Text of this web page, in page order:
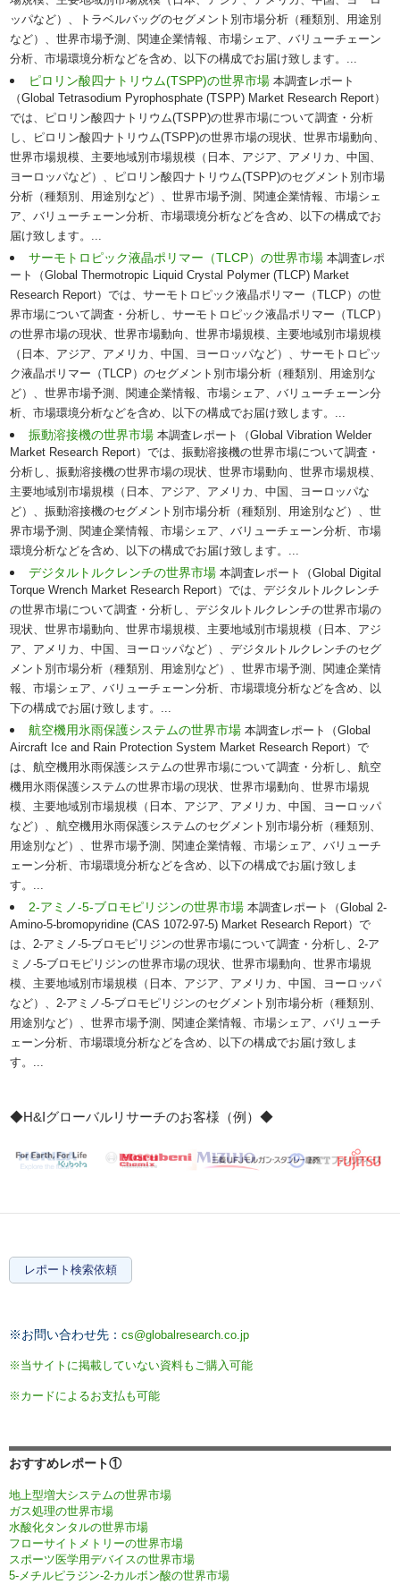
ッパなど）、トラベルバッグのセグメント別市場分析（種類別、用途別
など）、世界市場予測、関連企業情報、市場シェア、バリューチェーン
分析、市場環境分析などを含め、以下の構成でお届け致します。...
ピロリン酸四ナトリウム(TSPP)の世界市場本調査レポート
（Global Tetrasodium Pyrophosphate (TSPP) Market Research Report）
では、ピロリン酸四ナトリウム(TSPP)の世界市場について調査・分析
し、ピロリン酸四ナトリウム(TSPP)の世界市場の現状、世界市場動向、
世界市場規模、主要地域別市場規模（日本、アジア、アメリカ、中国、
ヨーロッパなど）、ピロリン酸四ナトリウム(TSPP)のセグメント別市場
分析（種類別、用途別など）、世界市場予測、関連企業情報、市場シェ
ア、バリューチェーン分析、市場環境分析などを含め、以下の構成でお
届け致します。...
サーモトロピック液晶ポリマー（TLCP）の世界市場本調査レポ
ート（Global Thermotropic Liquid Crystal Polymer (TLCP) Market
Research Report）では、サーモトロピック液晶ポリマー（TLCP）の世
界市場について調査・分析し、サーモトロピック液晶ポリマー（TLCP）
の世界市場の現状、世界市場動向、世界市場規模、主要地域別市場規模
（日本、アジア、アメリカ、中国、ヨーロッパなど）、サーモトロピッ
ク液晶ポリマー（TLCP）のセグメント別市場分析（種類別、用途別な
ど）、世界市場予測、関連企業情報、市場シェア、バリューチェーン分
析、市場環境分析などを含め、以下の構成でお届け致します。...
振動溶接機の世界市場本調査レポート（Global Vibration Welder
Market Research Report）では、振動溶接機の世界市場について調査・
分析し、振動溶接機の世界市場の現状、世界市場動向、世界市場規模、
主要地域別市場規模（日本、アジア、アメリカ、中国、ヨーロッパな
ど）、振動溶接機のセグメント別市場分析（種類別、用途別など）、世
界市場予測、関連企業情報、市場シェア、バリューチェーン分析、市場
環境分析などを含め、以下の構成でお届け致します。...
デジタルトルクレンチの世界市場本調査レポート（Global Digital
Torque Wrench Market Research Report）では、デジタルトルクレンチ
の世界市場について調査・分析し、デジタルトルクレンチの世界市場の
現状、世界市場動向、世界市場規模、主要地域別市場規模（日本、アジ
ア、アメリカ、中国、ヨーロッパなど）、デジタルトルクレンチのセグ
メント別市場分析（種類別、用途別など）、世界市場予測、関連企業情
報、市場シェア、バリューチェーン分析、市場環境分析などを含め、以
下の構成でお届け致します。...
航空機用氷雨保護システムの世界市場本調査レポート（Global
Aircraft Ice and Rain Protection System Market Research Report）で
は、航空機用氷雨保護システムの世界市場について調査・分析し、航空
機用氷雨保護システムの世界市場の現状、世界市場動向、世界市場規
模、主要地域別市場規模（日本、アジア、アメリカ、中国、ヨーロッパ
など）、航空機用氷雨保護システムのセグメント別市場分析（種類別、
用途別など）、世界市場予測、関連企業情報、市場シェア、バリューチ
ェーン分析、市場環境分析などを含め、以下の構成でお届け致しま
す。...
2-アミノ-5-ブロモピリジンの世界市場本調査レポート（Global 2-
Amino-5-bromopyridine (CAS 1072-97-5) Market Research Report）で
は、2-アミノ-5-ブロモピリジンの世界市場について調査・分析し、2-ア
ミノ-5-ブロモピリジンの世界市場の現状、世界市場動向、世界市場規
模、主要地域別市場規模（日本、アジア、アメリカ、中国、ヨーロッパ
など）、2-アミノ-5-ブロモピリジンのセグメント別市場分析（種類別、
用途別など）、世界市場予測、関連企業情報、市場シェア、バリューチ
ェーン分析、市場環境分析などを含め、以下の構成でお届け致しま
す。...
◆H&Iグローバルリサーチのお客様（例）◆
レポート検索依頼
※お問い合わせ先： cs@globalresearch.co.jp
※当サイトに掲載していない資料もご購入可能
※カードによるお支払も可能
おすすめレポート①
地上型増大システムの世界市場
ガス処理の世界市場
水酸化タンタルの世界市場
フローサイトメトリーの世界市場
スポーツ医学用デバイスの世界市場
5-メチルピラジン-2-カルボン酸の世界市場